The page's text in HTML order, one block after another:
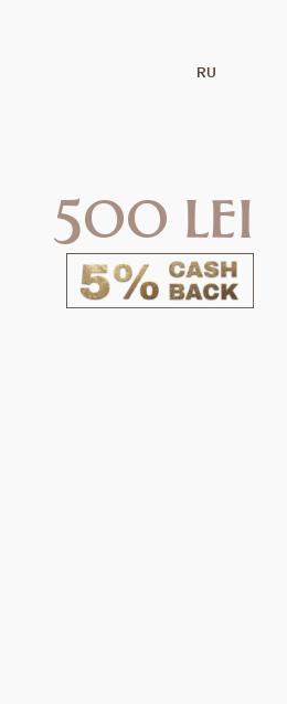
RU
500 lei